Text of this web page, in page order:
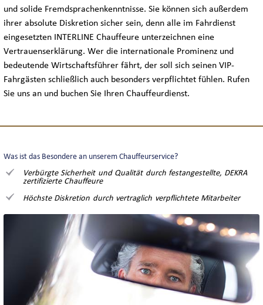
und solide Fremdsprachenkenntnisse. Sie können sich außerdem
ihrer absolute Diskretion sicher sein, denn alle im Fahrdienst
eingesetzten INTERLINE Chauffeure unterzeichnen eine
Vertrauenserklärung. Wer die internationale Prominenz und
bedeutende Wirtschaftsführer fährt, der soll sich seinen VIP-
Fahrgästen schließlich auch besonders verpflichtet fühlen. Rufen
Sie uns an und buchen Sie Ihren Chauffeurdienst.
Was ist das Besondere an unserem Chauffeurservice?
Verbürgte Sicherheit und Qualität durch festangestellte, DEKRA
zertifizierte Chauffeure
Höchste Diskretion durch vertraglich verpflichtete Mitarbeiter